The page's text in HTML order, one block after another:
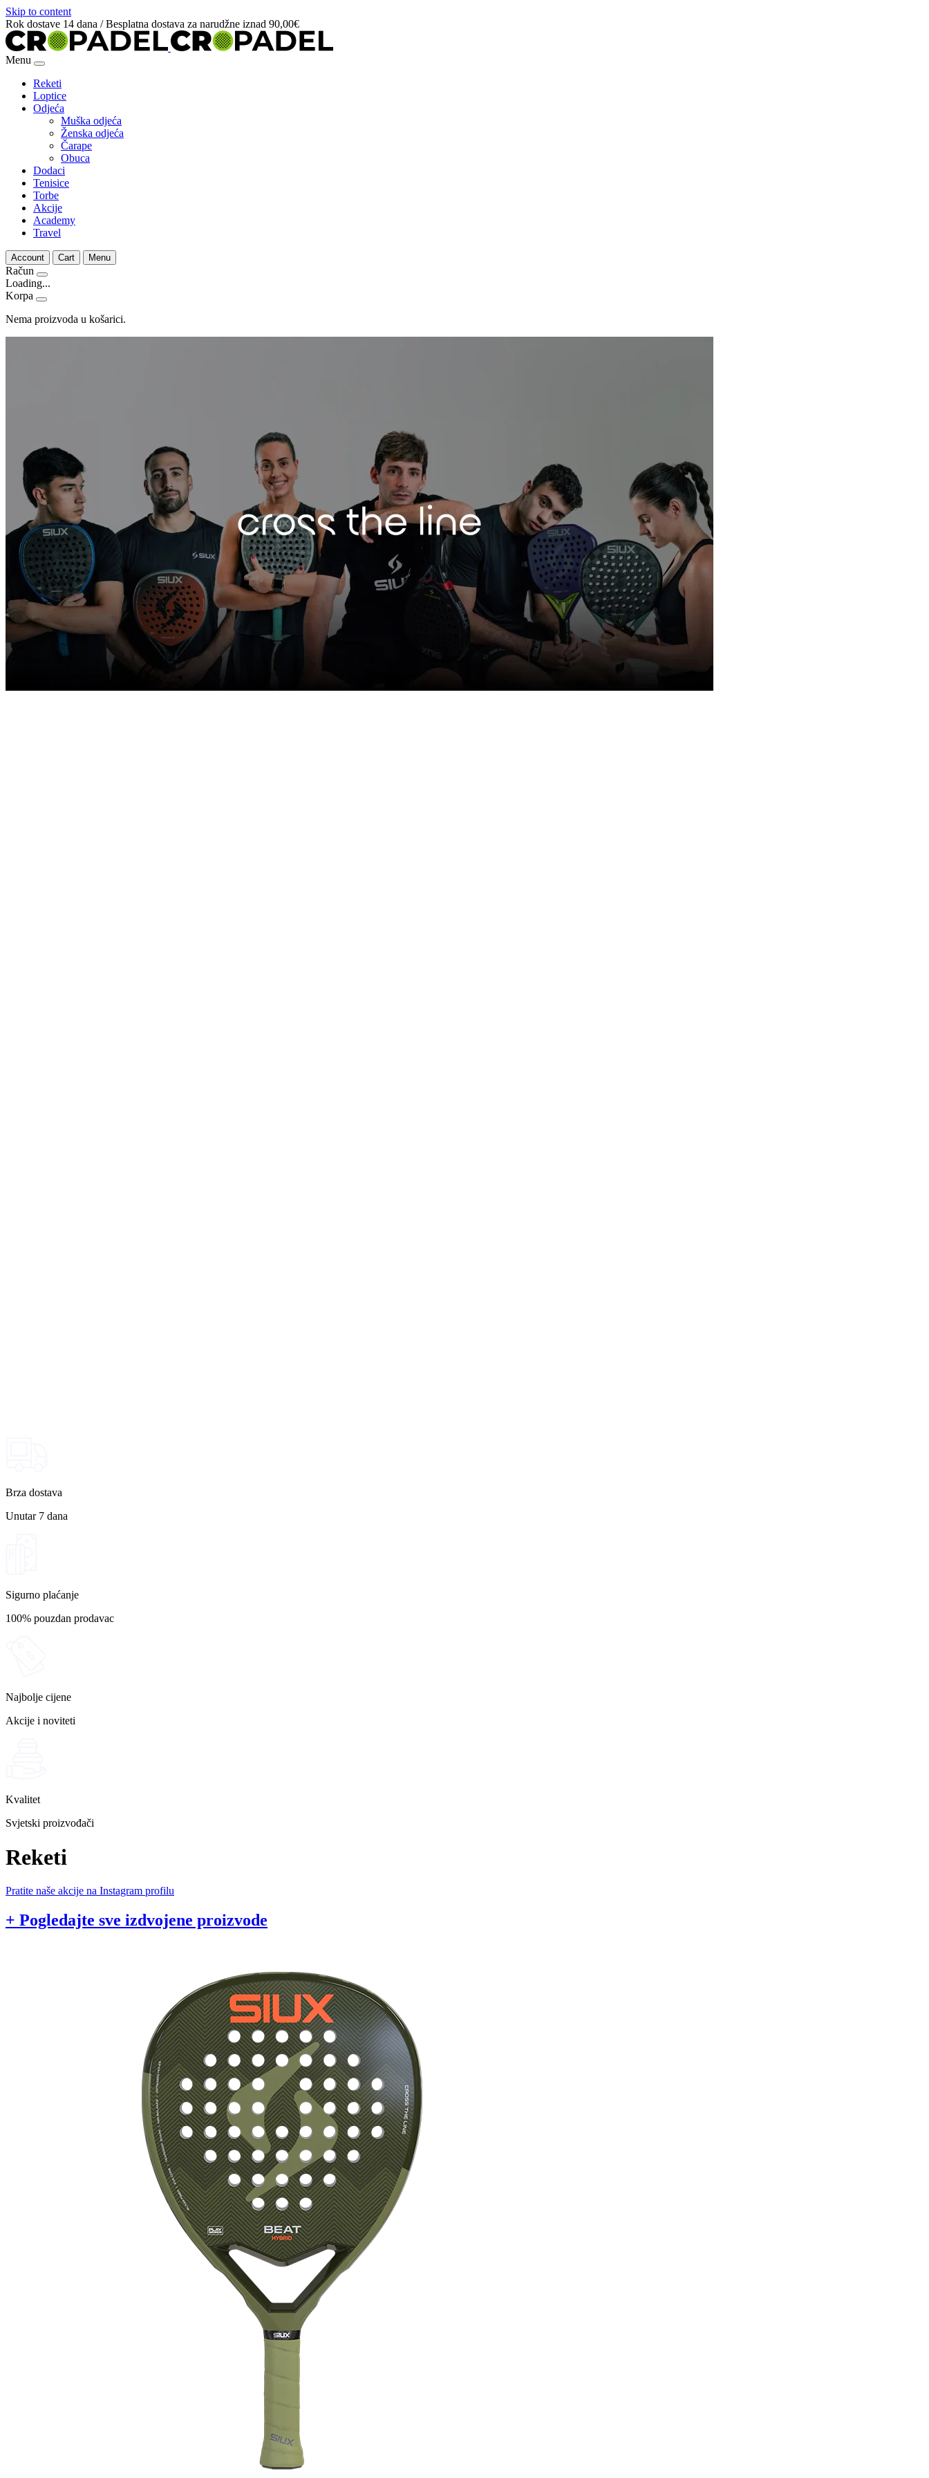
Skip to content
Rok dostave 14 dana / Besplatna dostava za narudžne iznad 90,00€
Menu
Reketi
Loptice
Odjeća
Muška odjeća
Ženska odjeća
Čarape
Obuca
Dodaci
Tenisice
Torbe
Akcije
Academy
Travel
Account Cart Menu
Račun
Loading...
Korpa
Nema proizvoda u košarici.
Brza dostava
Unutar 7 dana
Sigurno plaćanje
100% pouzdan prodavac
Najbolje cijene
Akcije i noviteti
Kvalitet
Svjetski proizvođači
Reketi
Pratite naše akcije na Instagram profilu
+ Pogledajte sve izdvojene proizvode